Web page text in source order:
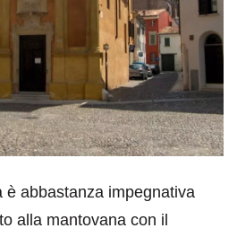
è abbastanza impegnativa
alla mantovana con il